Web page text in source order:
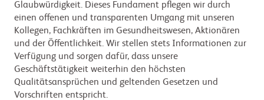
Glaubwürdigkeit. Dieses Fundament pflegen wir durch
einen offenen und transparenten Umgang mit unseren
Kollegen, Fachkräften im Gesundheitswesen, Aktionären
und der Öffentlichkeit. Wir stellen stets Informationen zur
Verfügung und sorgen dafür, dass unsere
Geschäftstätigkeit weiterhin den höchsten
Qualitätsansprüchen und geltenden Gesetzen und
Vorschriften entspricht.